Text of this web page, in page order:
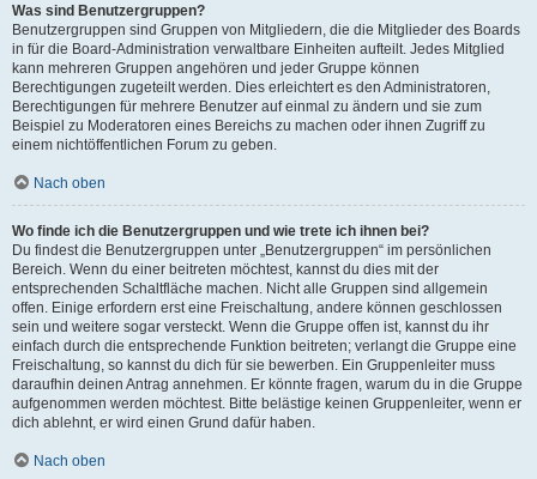
Was sind Benutzergruppen?
Benutzergruppen sind Gruppen von Mitgliedern, die die Mitglieder des Boards
in für die Board-Administration verwaltbare Einheiten aufteilt. Jedes Mitglied
kann mehreren Gruppen angehören und jeder Gruppe können
Berechtigungen zugeteilt werden. Dies erleichtert es den Administratoren,
Berechtigungen für mehrere Benutzer auf einmal zu ändern und sie zum
Beispiel zu Moderatoren eines Bereichs zu machen oder ihnen Zugriff zu
einem nichtöffentlichen Forum zu geben.
Nach oben
Wo finde ich die Benutzergruppen und wie trete ich ihnen bei?
Du findest die Benutzergruppen unter „Benutzergruppen“ im persönlichen
Bereich. Wenn du einer beitreten möchtest, kannst du dies mit der
entsprechenden Schaltfläche machen. Nicht alle Gruppen sind allgemein
offen. Einige erfordern erst eine Freischaltung, andere können geschlossen
sein und weitere sogar versteckt. Wenn die Gruppe offen ist, kannst du ihr
einfach durch die entsprechende Funktion beitreten; verlangt die Gruppe eine
Freischaltung, so kannst du dich für sie bewerben. Ein Gruppenleiter muss
daraufhin deinen Antrag annehmen. Er könnte fragen, warum du in die Gruppe
aufgenommen werden möchtest. Bitte belästige keinen Gruppenleiter, wenn er
dich ablehnt, er wird einen Grund dafür haben.
Nach oben